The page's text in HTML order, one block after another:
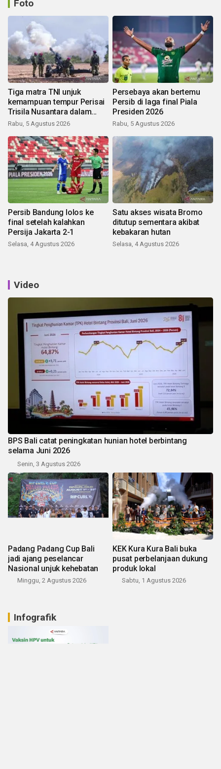
Foto
Tiga matra TNI unjuk
kemampuan tempur Perisai
Trisila Nusantara dalam
latihan di Kepri
Rabu, 5 Agustus 2026
Persebaya akan bertemu
Persib di laga final Piala
Presiden 2026
Rabu, 5 Agustus 2026
Persib Bandung lolos ke
final setelah kalahkan
Persija Jakarta 2-1
Selasa, 4 Agustus 2026
Satu akses wisata Bromo
ditutup sementara akibat
kebakaran hutan
Selasa, 4 Agustus 2026
Video
BPS Bali catat peningkatan hunian hotel berbintang
selama Juni 2026
Senin, 3 Agustus 2026
Padang Padang Cup Bali
jadi ajang peselancar
Nasional unjuk kehebatan
Minggu, 2 Agustus 2026
KEK Kura Kura Bali buka
pusat perbelanjaan dukung
produk lokal
Sabtu, 1 Agustus 2026
Infografik